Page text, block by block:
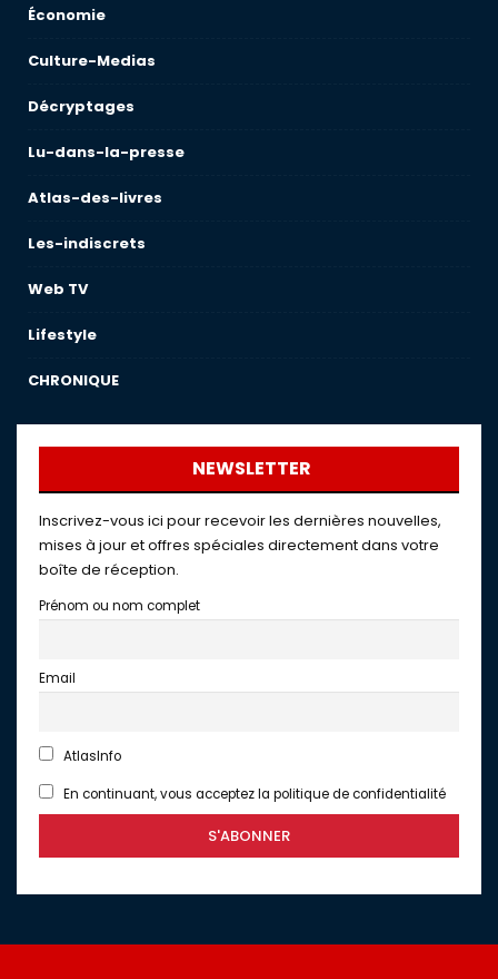
Économie
Culture-Medias
Décryptages
Lu-dans-la-presse
Atlas-des-livres
Les-indiscrets
Web TV
Lifestyle
CHRONIQUE
NEWSLETTER
Inscrivez-vous ici pour recevoir les dernières nouvelles,
mises à jour et offres spéciales directement dans votre
boîte de réception.
Prénom ou nom complet
Email
AtlasInfo
En continuant, vous acceptez la politique de confidentialité